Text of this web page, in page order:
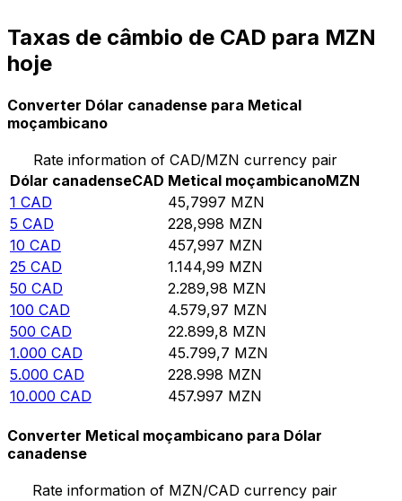
Taxas de câmbio de CAD para MZN
hoje
Converter Dólar canadense para Metical
moçambicano
Rate information of CAD/MZN currency pair
Dólar canadenseCAD Metical moçambicanoMZN
1 CAD 45,7997 MZN
5 CAD 228,998 MZN
10 CAD 457,997 MZN
25 CAD 1.144,99 MZN
50 CAD 2.289,98 MZN
100 CAD 4.579,97 MZN
500 CAD 22.899,8 MZN
1.000 CAD 45.799,7 MZN
5.000 CAD 228.998 MZN
10.000 CAD 457.997 MZN
Converter Metical moçambicano para Dólar
canadense
Rate information of MZN/CAD currency pair